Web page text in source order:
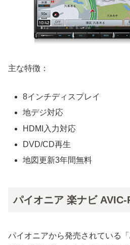
主な特徴：
8インチディスプレイ
地デジ対応
HDMI入力対応
DVD/CD再生
地図更新3年間無料
パイオニア 楽ナビ AVIC-
パイオニアから発売されている